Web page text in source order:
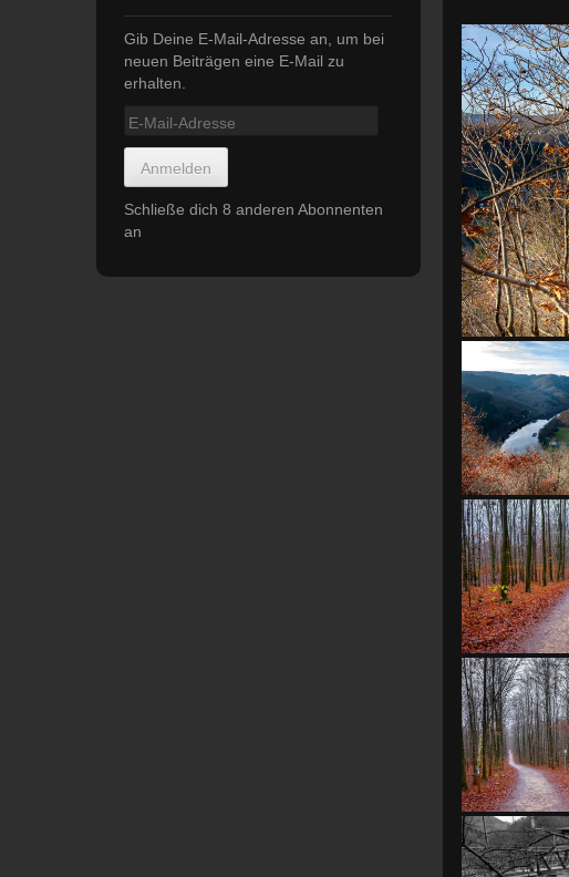
Gib Deine E-Mail-Adresse an, um bei
neuen Beiträgen eine E-Mail zu
erhalten.
E-
Adresse
Anmelden
Schließe dich 8 anderen Abonnenten
an